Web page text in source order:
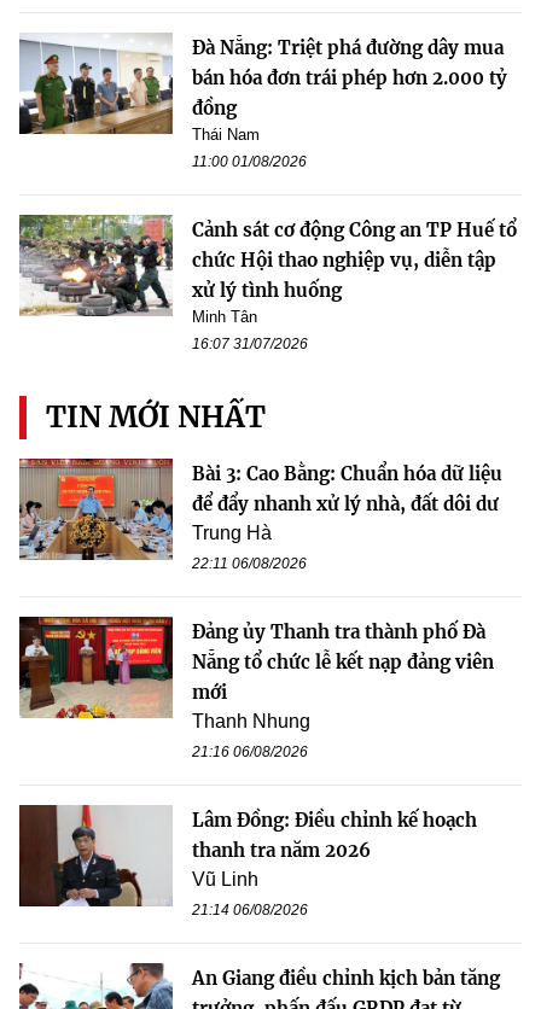
Đà Nẵng: Triệt phá đường dây mua
bán hóa đơn trái phép hơn 2.000 tỷ
đồng
Thái Nam
11:00 01/08/2026
Cảnh sát cơ động Công an TP Huế tổ
chức Hội thao nghiệp vụ, diễn tập
xử lý tình huống
Minh Tân
16:07 31/07/2026
TIN MỚI NHẤT
Bài 3: Cao Bằng: Chuẩn hóa dữ liệu
để đẩy nhanh xử lý nhà, đất dôi dư
Trung Hà
22:11 06/08/2026
Đảng ủy Thanh tra thành phố Đà
Nẵng tổ chức lễ kết nạp đảng viên
mới
Thanh Nhung
21:16 06/08/2026
Lâm Đồng: Điều chỉnh kế hoạch
thanh tra năm 2026
Vũ Linh
21:14 06/08/2026
An Giang điều chỉnh kịch bản tăng